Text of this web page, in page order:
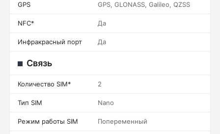
GPS GPS, GLONASS, Galileo, QZSS
NFC* Да
Инфракрасный порт Да
Связь
Количество SIM* 2
Тип SIM Nano
Режим работы SIM Попеременный